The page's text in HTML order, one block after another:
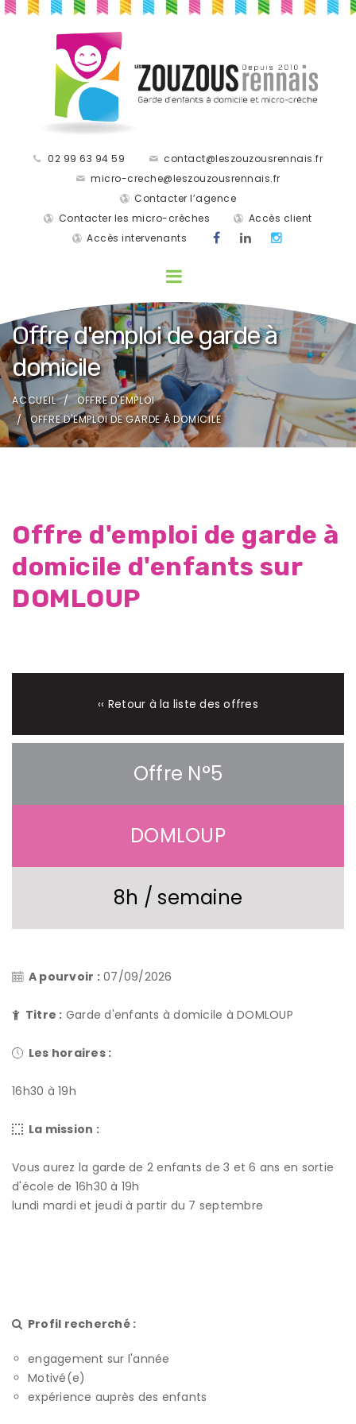
02 99 63 94 59
contact@leszouzousrennais.fr
micro-creche@leszouzousrennais.fr
Contacter l’agence
Contacter les micro-crèches
Accès client
Accès intervenants
Offre d'emploi de garde à
domicile
ACCUEIL
OFFRE D'EMPLOI
OFFRE D'EMPLOI DE GARDE À DOMICILE
Offre d'emploi de garde à
domicile d'enfants sur
DOMLOUP
‹‹ Retour à la liste des offres
Offre N°5
DOMLOUP
8h / semaine
A pourvoir :07/09/2026
Titre : Garde d'enfants à domicile à DOMLOUP
Les horaires :
16h30 à 19h
La mission :
Vous aurez la garde de 2 enfants de 3 et 6 ans en sortie
d'école de 16h30 à 19h
lundi mardi et jeudi à partir du 7 septembre
Profil recherché :
engagement sur l'année
Motivé(e)
expérience auprès des enfants